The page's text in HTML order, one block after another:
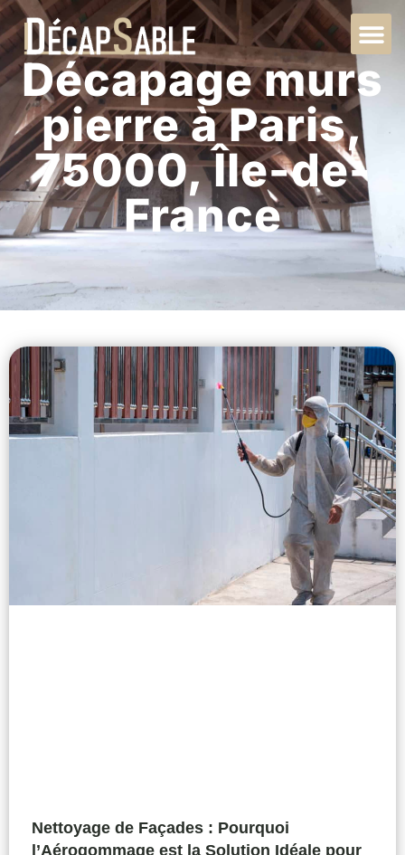
Décapage murs
pierre à Paris,
75000, Île-de-
France
Nettoyage de Façades : Pourquoi
l’Aérogommage est la Solution Idéale pour